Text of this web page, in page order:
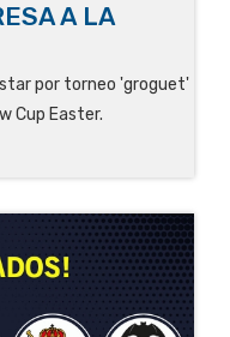
A LA
por torneo 'groguet'
Cup Easter.